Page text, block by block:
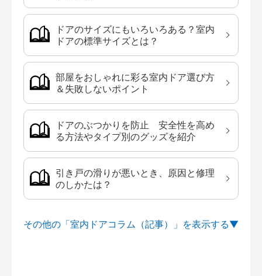
ドアのサイズにもいろいろある？室内
ドアの標準サイズとは？
部屋をおしゃれに彩る室内ドア選び方
＆失敗しないポイント
ドアのぶつかりを防止 安全性を高め
る方法やタイプ別のグッズを紹介
引き戸の滑りが悪いとき、原因と修理
のしかたは？
その他の「室内ドアコラム（記事）」を